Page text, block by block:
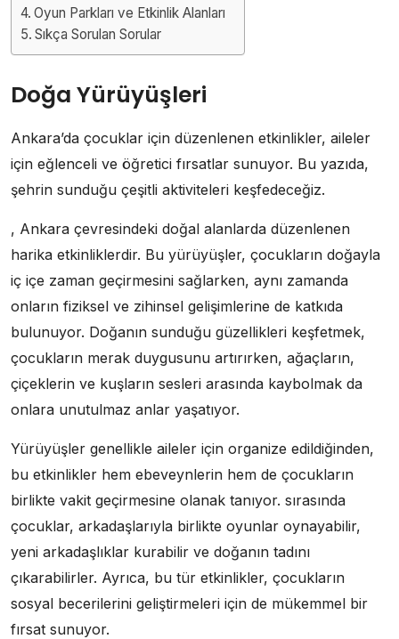
Oyun Parkları ve Etkinlik Alanları
Sıkça Sorulan Sorular
Doğa Yürüyüşleri
Ankara’da çocuklar için düzenlenen etkinlikler, aileler
için eğlenceli ve öğretici fırsatlar sunuyor. Bu yazıda,
şehrin sunduğu çeşitli aktiviteleri keşfedeceğiz.
, Ankara çevresindeki doğal alanlarda düzenlenen
harika etkinliklerdir. Bu yürüyüşler, çocukların doğayla
iç içe zaman geçirmesini sağlarken, aynı zamanda
onların fiziksel ve zihinsel gelişimlerine de katkıda
bulunuyor. Doğanın sunduğu güzellikleri keşfetmek,
çocukların merak duygusunu artırırken, ağaçların,
çiçeklerin ve kuşların sesleri arasında kaybolmak da
onlara unutulmaz anlar yaşatıyor.
Yürüyüşler genellikle aileler için organize edildiğinden,
bu etkinlikler hem ebeveynlerin hem de çocukların
birlikte vakit geçirmesine olanak tanıyor. sırasında
çocuklar, arkadaşlarıyla birlikte oyunlar oynayabilir,
yeni arkadaşlıklar kurabilir ve doğanın tadını
çıkarabilirler. Ayrıca, bu tür etkinlikler, çocukların
sosyal becerilerini geliştirmeleri için de mükemmel bir
fırsat sunuyor.